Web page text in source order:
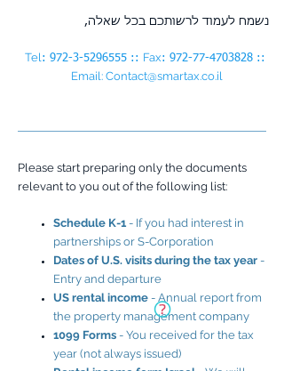
נשמח לעמוד לרשותכם בכל שאלה,
Tel: 972-3-5296555:: Fax: 972-77-4703828::
Email: Contact@smartax.co.il
Please start preparing only the documents
relevant to you out of the following list:
Schedule K-1 - If you had interest in
partnerships or S-Corporation
Dates of U.S. visits during the tax year -
Entry and departure
US rental income - Annual report from
the property management company
1099 Forms - You received for the tax
year (not always issued)